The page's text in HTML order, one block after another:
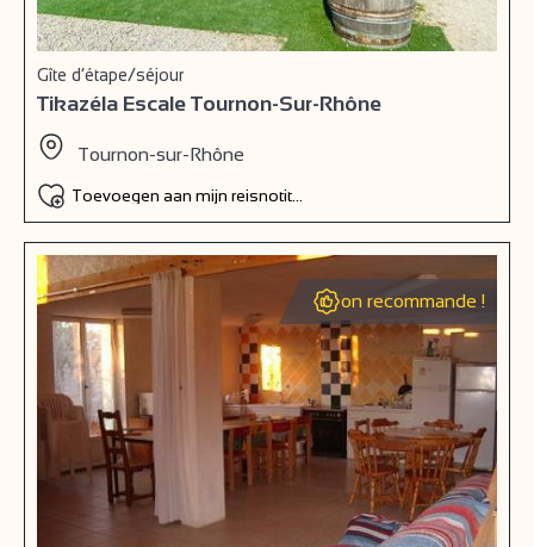
Gîte d’étape/séjour
Tikazéla Escale Tournon-Sur-Rhône
Tournon-sur-Rhône
Toevoegen aan mijn reisnotitieboek
on recommande !